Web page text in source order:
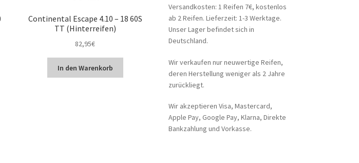
Continental Escape 4.10 – 18 60S
TT (Hinterreifen)
82,95€
In den Warenkorb
Versandkosten: 1 Reifen 7€, kostenlos
ab 2 Reifen. Lieferzeit: 1-3 Werktage.
Unser Lager befindet sich in
Deutschland.
Wir verkaufen nur neuwertige Reifen,
deren Herstellung weniger als 2 Jahre
zurückliegt.
Wir akzeptieren Visa, Mastercard,
Apple Pay, Google Pay, Klarna, Direkte
Bankzahlung und Vorkasse.